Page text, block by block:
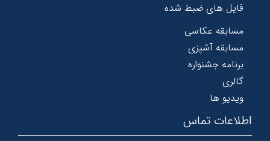
فایل های ضبط شده
مسابقه عکاسی
مسابقه آشپزی
برنامه جشنواره
گالری
ویدیو ها
اطلاعات تماس